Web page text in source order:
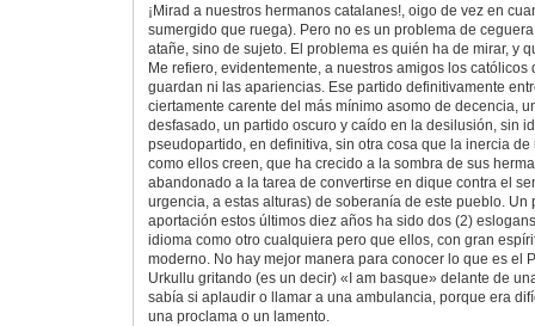
¡Mirad a nuestros hermanos catalanes!, oigo de vez en
sumergido que ruega). Pero no es un problema de
atañe, sino de sujeto. El problema es quién ha de mirar, y
Me refiero, evidentemente, a nuestros amigos los católicos
guardan ni las apariencias. Ese partido definitivamente
ciertamente carente del más mínimo asomo de decencia,
desfasado, un partido oscuro y caído en la desilusión, sin
pseudopartido, en definitiva, sin otra cosa que la inercia
como ellos creen, que ha crecido a la sombra de sus
abandonado a la tarea de convertirse en dique contra el
urgencia, a estas alturas) de soberanía de este pueblo. Un
aportación estos últimos diez años ha sido dos (2)
idioma como otro cualquiera pero que ellos, con gran
moderno. No hay mejor manera para conocer lo que es el
Urkullu gritando (es un decir) «I am basque» delante de
sabía si aplaudir o llamar a una ambulancia, porque era
una proclama o un lamento.